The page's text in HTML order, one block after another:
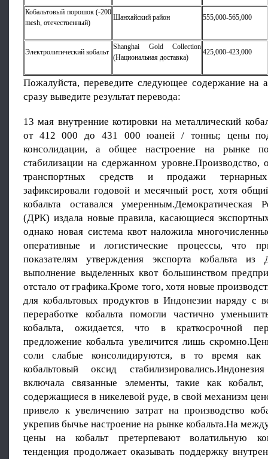
Кобальтовый порошок (-200
mesh, отечественный)
Шанхайский район 555,000-565,000
Электролитический кобальт
Shanghai Gold Collection
(Национальная доставка)
425,000-423,000
Пожалуйста, переведите следующее содержание на
сразу выведите результат перевода:
13 мая внутренние котировки на металлический
от 412 000 до 431 000 юаней / тонны; цены
консолидации, а общее настроение на рынке
стабилизации на сдержанном уровне.Производство,
транспортных средств и продажи тернарных
зафиксировали годовой и месячный рост, хотя
кобальта оставался умеренным.Демократическая
(ДРК) издала новые правила, касающиеся
однако новая система квот наложила
оперативные и логистические процессы, что
показателям утверждения экспорта кобальта из
выполнение выделенных квот большинством
отстало от графика.Кроме того, хотя новые
для кобальтовых продуктов в Индонезии наряду с
переработке кобальта помогли частично
кобальта, ожидается, что в краткосрочной
предложение кобальта увеличится лишь
соли слабые консолидируются, в то время
кобальтовый оксид
включала связанные элементы, такие как
содержащиеся в никелевой руде, в свой механизм
привело к увеличению затрат на производство
укрепив бычье настроение на рынке кобальта.На
цены на кобальт претерпевают волатильную
тенденция продолжает оказывать поддержку